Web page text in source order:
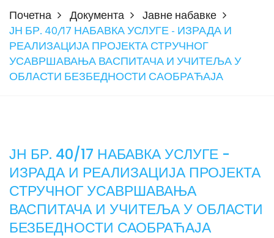
Почетна Документа
Јавне набавке
ЈН БР. 40/17 НАБАВКА УСЛУГЕ - ИЗРАДА И
РЕАЛИЗАЦИЈА ПРОЈЕКТА СТРУЧНОГ
УСАВРШАВАЊА ВАСПИТАЧА И УЧИТЕЉА У
ОБЛАСТИ БЕЗБЕДНОСТИ САОБРАЋАЈА
ЈН БР. 40/17 НАБАВКА УСЛУГЕ -
ИЗРАДА И РЕАЛИЗАЦИЈА ПРОЈЕКТА
СТРУЧНОГ УСАВРШАВАЊА
ВАСПИТАЧА И УЧИТЕЉА У ОБЛАСТИ
БЕЗБЕДНОСТИ САОБРАЋАЈА